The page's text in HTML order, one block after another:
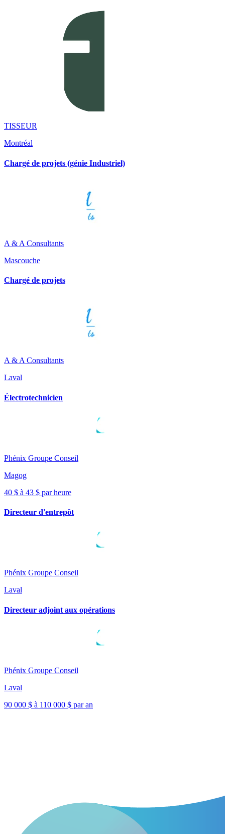
TISSEUR
Montréal
Chargé de projets (génie Industriel)
A & A Consultants
Mascouche
Chargé de projets
A & A Consultants
Laval
Électrotechnicien
Phénix Groupe Conseil
Magog
40 $ à 43 $ par heure
Directeur d'entrepôt
Phénix Groupe Conseil
Laval
Directeur adjoint aux opérations
Phénix Groupe Conseil
Laval
90 000 $ à 110 000 $ par an